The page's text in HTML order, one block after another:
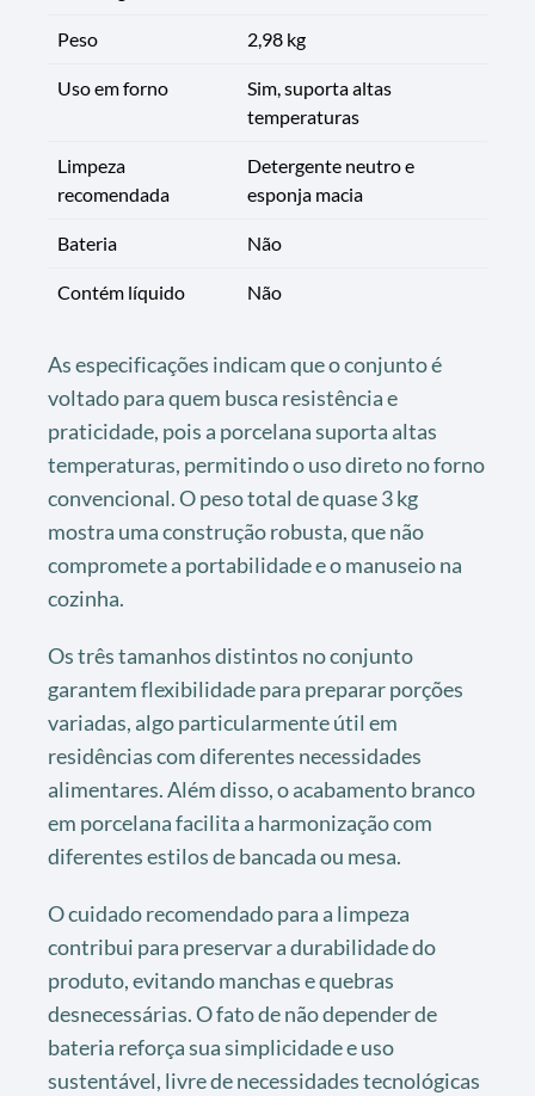
Peso 2,98 kg
Uso em forno
Sim, suporta altas
temperaturas
Limpeza
recomendada
Detergente neutro e
esponja macia
Bateria Não
Contém líquido Não
As especificações indicam que o conjunto é
voltado para quem busca resistência e
praticidade, pois a porcelana suporta altas
temperaturas, permitindo o uso direto no forno
convencional. O peso total de quase 3 kg
mostra uma construção robusta, que não
compromete a portabilidade e o manuseio na
cozinha.
Os três tamanhos distintos no conjunto
garantem flexibilidade para preparar porções
variadas, algo particularmente útil em
residências com diferentes necessidades
alimentares. Além disso, o acabamento branco
em porcelana facilita a harmonização com
diferentes estilos de bancada ou mesa.
O cuidado recomendado para a limpeza
contribui para preservar a durabilidade do
produto, evitando manchas e quebras
desnecessárias. O fato de não depender de
bateria reforça sua simplicidade e uso
sustentável, livre de necessidades tecnológicas